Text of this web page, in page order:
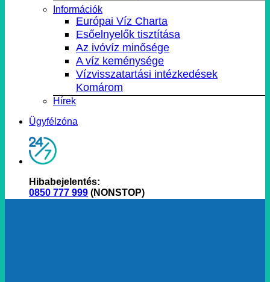
Információk
Európai Víz Charta
Esőelnyelők tisztítása
Az ivóvíz minősége
A víz keménysége
Vízvisszatartási intézkedések
Komárom
Hírek
Ügyfélzóna
Hibabejelentés:
0850 777 999 (NONSTOP)